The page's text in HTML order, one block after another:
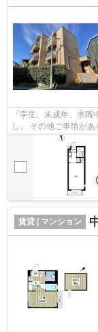
『学生、未成年、求
し』 その他ご事情が
スタッフが対応致しま
賃貸 | マンション